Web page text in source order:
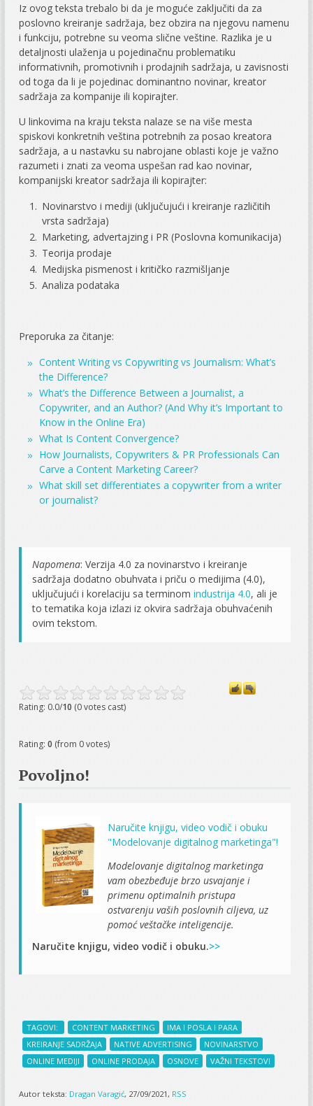
Iz ovog teksta trebalo bi da je moguće zaključiti da za
poslovno kreiranje sadržaja, bez obzira na njegovu namenu
i funkciju, potrebne su veoma slične veštine. Razlika je u
detaljnosti ulaženja u pojedinačnu problematiku
informativnih, promotivnih i prodajnih sadržaja, u zavisnosti
od toga da li je pojedinac dominantno novinar, kreator
sadržaja za kompanije ili kopirajter.
U linkovima na kraju teksta nalaze se na više mesta
spiskovi konkretnih veština potrebnih za posao kreatora
sadržaja, a u nastavku su nabrojane oblasti koje je važno
razumeti i znati za veoma uspešan rad kao novinar,
kompanijski kreator sadržaja ili kopirajter:
Novinarstvo i mediji (uključujući i kreiranje različitih
vrsta sadržaja)
Marketing, advertajzing i PR (Poslovna komunikacija)
Teorija prodaje
Medijska pismenost i kritičko razmišljanje
Analiza podataka
Preporuka za čitanje:
Content Writing vs Copywriting vs Journalism: What’s
the Difference?
What’s the Difference Between a Journalist, a
Copywriter, and an Author? (And Why it’s Important to
Know in the Online Era)
What Is Content Convergence?
How Journalists, Copywriters & PR Professionals Can
Carve a Content Marketing Career?
What skill set differentiates a copywriter from a writer
or journalist?
Napomena: Verzija 4.0 za novinarstvo i kreiranje
sadržaja dodatno obuhvata i priču o medijima (4.0),
uključujući i korelaciju sa terminomindustrija 4.0, ali je
to tematika koja izlazi iz okvira sadržaja obuhvaćenih
ovim tekstom.
Rating: 0.0/10 (0 votes cast)
Rating:0 (from 0 votes)
Povoljno!
Naručite knjigu, video vodič i obuku
"Modelovanje digitalnog marketinga"!
Modelovanje digitalnog marketinga
vam obezbeđuje brzo usvajanje i
primenu optimalnih pristupa
ostvarenju vaših poslovnih ciljeva, uz
pomoć veštačke inteligencije.
Naručite knjigu, video vodič i obuku.>>
TAGOVI: CONTENT MARKETING
IMA I POSLA I PARA
KREIRANJE SADRŽAJA
NATIVE ADVERTISING
NOVINARSTVO
ONLINE MEDIJI
ONLINE PRODAJA OSNOVE VAŽNI TEKSTOVI
Autor teksta: Dragan Varagić, 27/09/2021, RSS